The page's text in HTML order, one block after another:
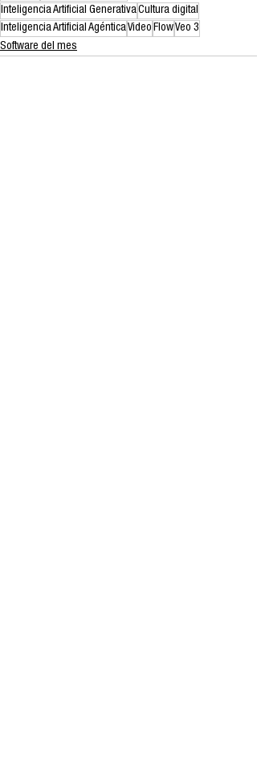
Inteligencia Artificial GenerativaCultura digital
Inteligencia Artificial AgénticaVideo FlowVeo 3
Software del mes